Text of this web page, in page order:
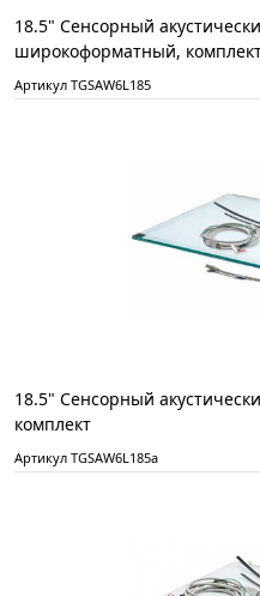
18.5" Сенсорный
широкоформатный,
Артикул TGSAW6L185
18.5" Сенсорный
комплект
Артикул TGSAW6L185а